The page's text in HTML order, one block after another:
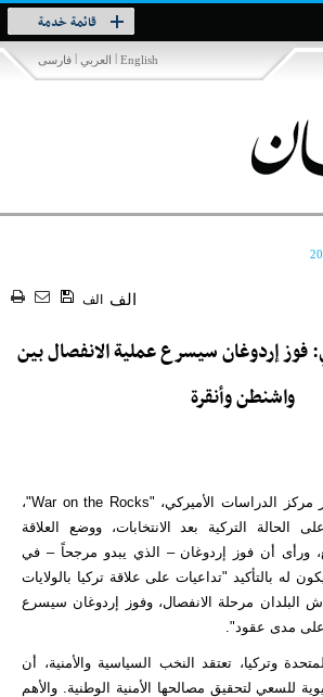
قائمة خدمة
Toggle
navigation
فارسی | العربي | English
الف الف
فوز إردوغان سيسرع عملية الانفصال بين
واشنطن وأنقرة
واشنطن- وكالات : أصدر مركز الدراسات الأميركي، "War on the Rocks"،
الحالة التركية بعد الانتخابات، ووضع العلاقة
ورأى أن فوز إردوغان – الذي يبدو مرجحاً – في
له بالتأكيد "تداعيات على علاقة تركيا بالولايات
البلدان مرحلة الانفصال، وفوز إردوغان سيسرع
على مدى عقود".
وتركيا، تعتقد النخب السياسية والأمنية، أن
للسعي لتحقيق مصالحها الأمنية الوطنية. والأهم